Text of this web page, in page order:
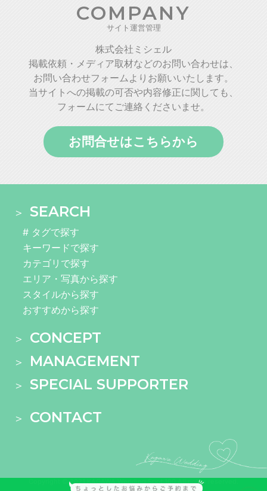
COMPANY
サイト運営管理
株式会社ミシェル
掲載依頼・メディア取材などのお問い合わせは、
お問い合わせフォームよりお願いいたします。
当サイトへの掲載の可否や内容修正に関しても、
フォームにてご連絡くださいませ。
お問合せはこちらから
SEARCH
# タグで探す
キーワードで探す
カテゴリで探す
エリア・写真から探す
スタイルから探す
おすすめから探す
CONCEPT
MANAGEMENT
SPECIAL SUPPORTER
CONTACT
Copyright © 2021 KAGAWA Wedding Spot 100 All rights reserved.